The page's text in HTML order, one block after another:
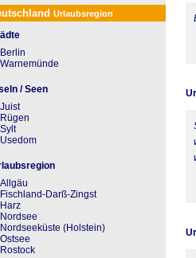
Urlaubsregion
Berlin
Warnemünde
/ Seen
Juist
Rügen
Sylt
Usedom
Allgäu
Fischland-Darß-Zingst
Harz
Nordsee
Nordseeküste (Holstein)
Ostsee
Rostock